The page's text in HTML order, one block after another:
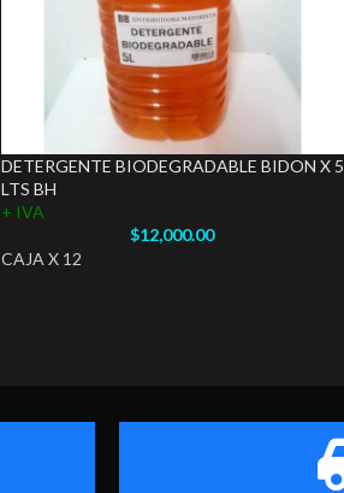
DETERGENTE BIODEGRADABLE BIDON X 5
LTS BH
+ IVA
$12,000.00
CAJA X 12